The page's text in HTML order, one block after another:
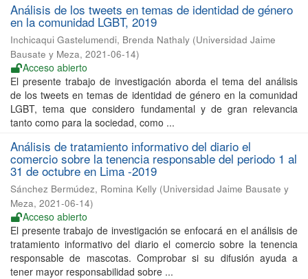
Análisis de los tweets en temas de identidad de género
en la comunidad LGBT, 2019
Inchicaqui Gastelumendi, Brenda Nathaly (Universidad Jaime
Bausate y Meza, 2021-06-14)
Acceso abierto
El presente trabajo de investigación aborda el tema del análisis
de los tweets en temas de identidad de género en la comunidad
LGBT, tema que considero fundamental y de gran relevancia
tanto como para la sociedad, como ...
Análisis de tratamiento informativo del diario el
comercio sobre la tenencia responsable del periodo 1 al
31 de octubre en Lima -2019
Sánchez Bermúdez, Romina Kelly (Universidad Jaime Bausate y
Meza, 2021-06-14)
Acceso abierto
El presente trabajo de investigación se enfocará en el análisis de
tratamiento informativo del diario el comercio sobre la tenencia
responsable de mascotas. Comprobar si su difusión ayuda a
tener mayor responsabilidad sobre ...